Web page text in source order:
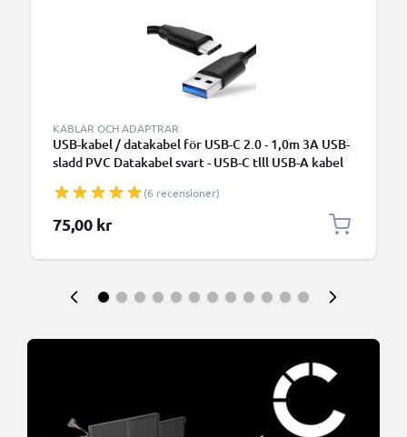
KABLAR OCH ADAPTRAR
USB-kabel / datakabel för USB-C 2.0 - 1,0m 3A USB-
sladd PVC Datakabel svart - USB-C tlll USB-A kabel
(6 recensioner)
75,00 kr